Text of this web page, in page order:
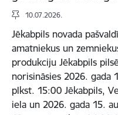
10.07.2026.
Jēkabpils novada
amatniekus un
produkciju Jēkabpils
norisināsies 2026. gada
plkst. 15:00 Jēkabpils,
iela un 2026. gada 15.